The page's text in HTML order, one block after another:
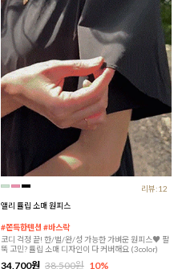
리뷰:12
앨리 튤립 소매 원피스
#쫀득한텐션 #바스락
코디 걱정 끝! 한/벌/완/성 가능한 가벼운 원피스♥ 팔
뚝 고민? 튤립 소매 디자인이 다 커버해요 (3color)
34,700원 38,500원 10%